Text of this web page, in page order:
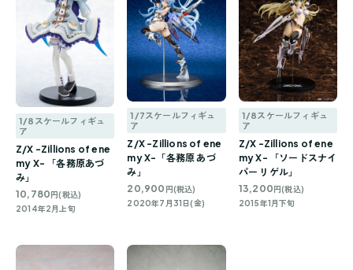
1/8スケールフィギュ
ア
Z/X -Zillions of ene
my X- 「各務原あづ
み」
10,780円(税込)
2014年2月上旬
1/7スケールフィギュ
ア
Z/X -Zillions of ene
my X-「各務原 あづ
み」
20,900 円(税込)
2020年7月31日(金)
1/8スケールフィギュ
ア
Z/X -Zillions of ene
my X- 「ソードスナイ
パー リゲル」
13,200 円(税込)
2015年1月下旬